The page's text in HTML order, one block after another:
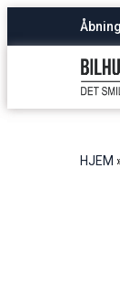
HJEM